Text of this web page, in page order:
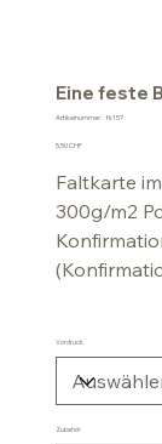
Eine feste
Artikelnummer: fk157
Preis
5,50 CHF
Faltkarte
300g/m2
Vordruck
Zubehör